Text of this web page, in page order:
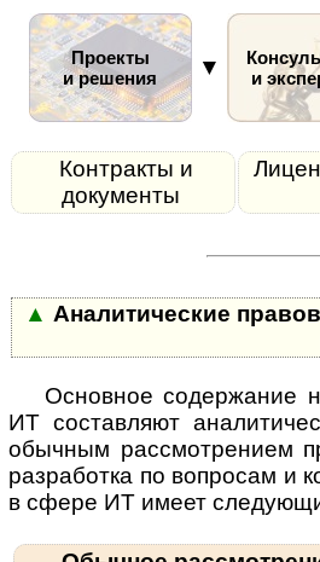
Проекты
и решения
▼
и
Контракты и
документы
▲ Аналитические
Основное содержание
ИТ со­став­ля­ют
обычным рас­смот­ре­ни­ем
раз­ра­бот­ка по вопросам и
в сфере ИТ имеет